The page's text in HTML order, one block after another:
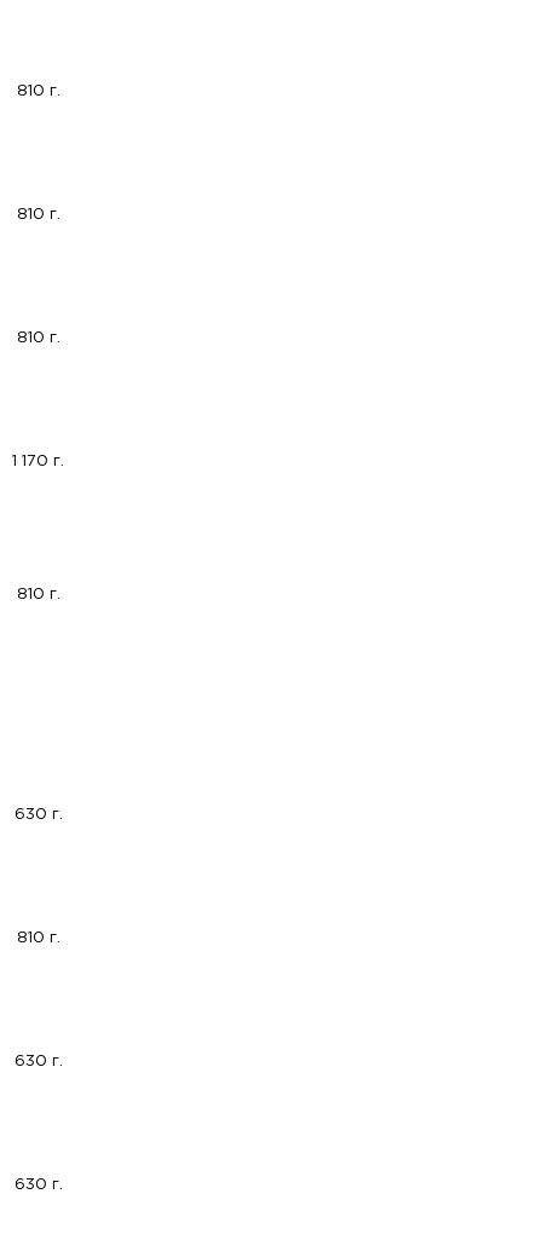
810 г.
810 г.
810 г.
1 170 г.
810 г.
630 г.
810 г.
630 г.
630 г.